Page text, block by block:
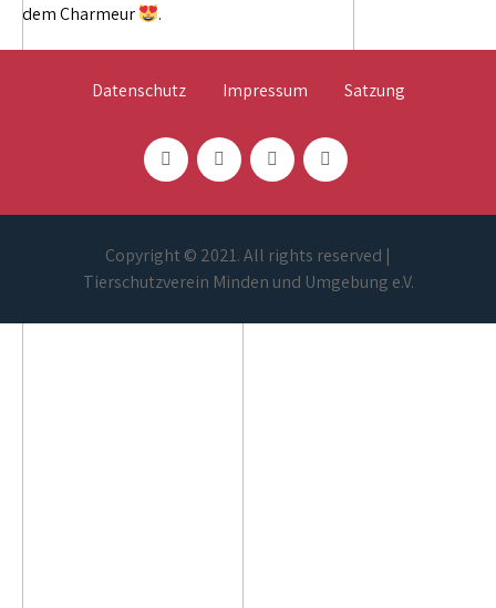
dem Charmeur
.
Datenschutz Impressum Satzung
Copyright © 2021. All rights reserved |
Tierschutzverein Minden und Umgebung e.V.